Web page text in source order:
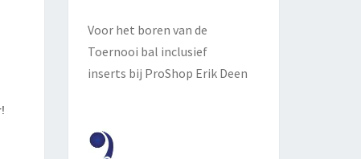
Voor het boren van de
Toernooi bal inclusief
inserts bij ProShop Erik Deen